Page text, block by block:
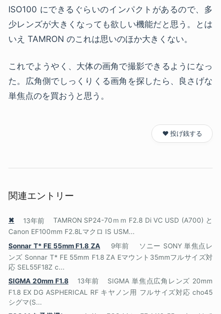
ISO100 にできるぐらいのインパクトがあるので、多
少レンズが大きくなっても欲しい機能だと思う。とは
いえ TAMRON のこれは思いのほか大きくない。
これでようやく、大体の画角で撮影できるようになっ
た。広角側でしっくりくる画角を探したら、良さげな
単焦点のを買おうと思う。
❤️ 投げ銭する
関連エントリー
✖ 13年前
TAMRON SP24-70ｍｍ F2.8 Di VC USD (A700) と
Canon EF100mm F2.8Lマクロ IS USM...
Sonnar T* FE 55mm F1.8 ZA
9年前
ソニー SONY 単焦点レ
ンズ Sonnar T* FE 55mm F1.8 ZA Eマウント35mmフルサイズ対
応 SEL55F18Z c...
SIGMA 20mm F1.8
13年前
SIGMA 単焦点広角レンズ 20mm
F1.8 EX DG ASPHERICAL RF キヤノン用 フルサイズ対応 cho45
シグマ(S...